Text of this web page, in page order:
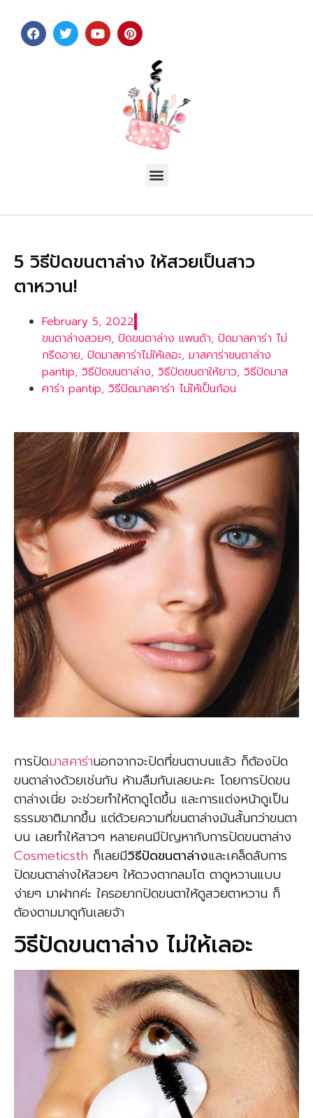
5 วิธีปัดขนตาล่าง ให้สวยเป็นสาว
ตาหวาน!
February 5, 2022
ขนตาล่างสวยๆ, ปัดขนตาล่าง แพนด้า, ปัดมาสคาร่า ไม่
กรีดอาย, ปัดมาสคาร่าไม่ให้เลอะ, มาสคาร่าขนตาล่าง
pantip, วิธีปัดขนตาล่าง, วิธีปัดขนตาให้ยาว, วิธีปัดมาส
คาร่า pantip, วิธีปัดมาสคาร่า ไม่ให้เป็นก้อน
การปัดมาสคาร่านอกจากจะปัดที่ขนตาบนแล้ว ก็ต้องปัด
ขนตาล่างด้วยเช่นกัน ห้ามลืมกันเลยนะคะ โดยการปัดขน
ตาล่างเนี่ย จะช่วยทำให้ตาดูโตขึ้น และการแต่งหน้าดูเป็น
ธรรมชาติมากขึ้น แต่ด้วยความที่ขนตาล่างมันสั้นกว่าขนตา
บน เลยทำให้สาวๆ หลายคนมีปัญหากับการปัดขนตาล่าง
Cosmeticsth ก็เลยมีวิธีปัดขนตาล่างและเคล็ดลับการ
ปัดขนตาล่างให้สวยๆ ให้ดวงตากลมโต ตาดูหวานแบบ
ง่ายๆ มาฝากค่ะ ใครอยากปัดขนตาให้ดูสวยตาหวาน ก็
ต้องตามมาดูกันเลยจ้า
วิธีปัดขนตาล่าง ไม่ให้เลอะ